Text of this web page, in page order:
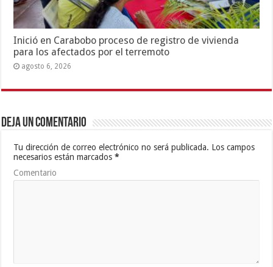
Inició en Carabobo proceso de registro de vivienda
para los afectados por el terremoto
agosto 6, 2026
Deja un comentario
Tu dirección de correo electrónico no será publicada. Los campos
necesarios están marcados*
Comentario